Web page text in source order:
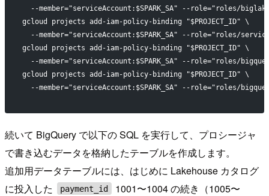
--member="serviceAccount:$SPARK_SA" --role="roles/
gcloud projects add-iam-policy-binding "$PROJECT_ID" \
--member="serviceAccount:$SPARK_SA" --role="roles/
gcloud projects add-iam-policy-binding "$PROJECT_ID" \
--member="serviceAccount:$SPARK_SA" --role="roles/
gcloud projects add-iam-policy-binding "$PROJECT_ID" \
--member="serviceAccount:$SPARK_SA" --role="roles/
続いて BigQuery で以下の SQL を実行して、プロシージャ
で書き込むデータを格納したテーブルを作成します。
追加用データテーブルには、はじめに Lakehouse カタログ
に投入した
payment_id
1001〜1004 の続き（1005〜